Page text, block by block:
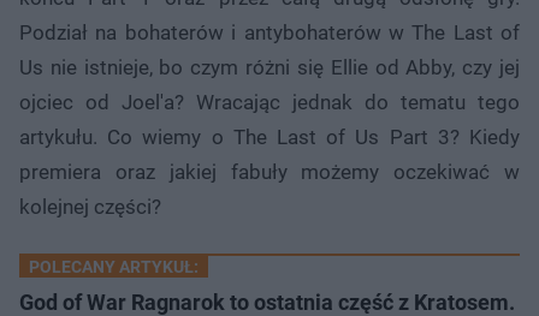
Podział na bohaterów i antybohaterów w The Last of
Us nie istnieje, bo czym różni się Ellie od Abby, czy jej
ojciec od Joel'a? Wracając jednak do tematu tego
artykułu. Co wiemy o The Last of Us Part 3? Kiedy
premiera oraz jakiej fabuły możemy oczekiwać w
kolejnej części?
POLECANY ARTYKUŁ:
God of War Ragnarok to ostatnia część z Kratosem.